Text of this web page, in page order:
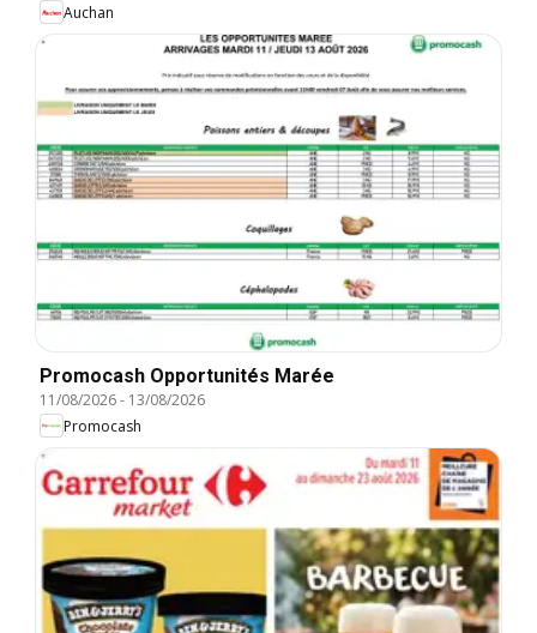
Auchan
Promocash Opportunités Marée
11/08/2026- 13/08/2026
Promocash